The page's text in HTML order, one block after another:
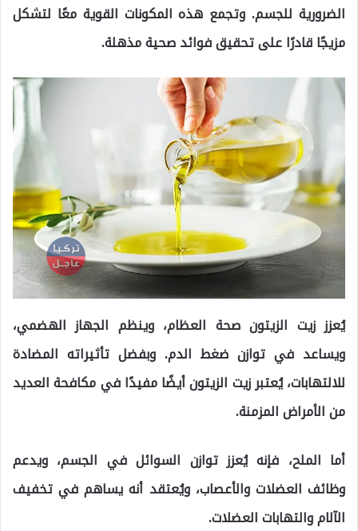
الضرورية للجسم. وتجمع هذه المكونات القوية معًا لتشكل
مزيجًا قادرًا على تحقيق فوائد صحية مذهلة.
يُعزز زيت الزيتون صحة العظام، وينظم الجهاز الهضمي،
ويساعد في توازن ضغط الدم. وبفضل تأثيراته المضادة
للالتهابات، يُعتبر زيت الزيتون أيضًا مفيدًا في مكافحة العديد
من الأمراض المزمنة.
أما الملح، فإنه يُعزز توازن السوائل في الجسم، ويدعم
وظائف العضلات والأعصاب، ويُعتقد أنه يساهم في تخفيف
الآلام والتهابات العضلات.